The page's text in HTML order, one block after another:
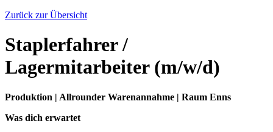
Zurück zur Übersicht
Staplerfahrer /
Lagermitarbeiter (m/w/d)
Produktion | Allrounder Warenannahme | Raum Enns
Was dich erwartet